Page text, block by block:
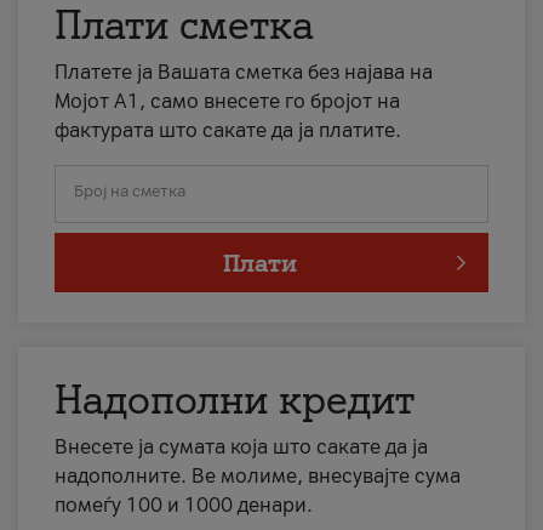
Плати сметка
Платете ја Вашата сметка без најава на
Мојот А1, само внесете го бројот на
фактурата што сакате да ја платите.
Број на сметка
Плати
Надополни кредит
Внесете ја сумата која што сакате да ја
надополните. Ве молиме, внесувајте сума
помеѓу 100 и 1000 денари.